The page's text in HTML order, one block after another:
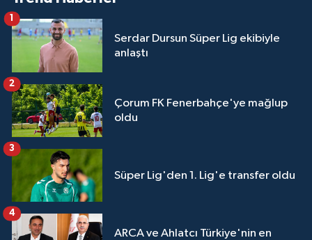
Serdar Dursun Süper Lig ekibiyle
anlaştı
Çorum FK Fenerbahçe'ye mağlup
oldu
2
Süper Lig'den 1. Lig'e transfer oldu
3
ARCA ve Ahlatcı Türkiye'nin en
4